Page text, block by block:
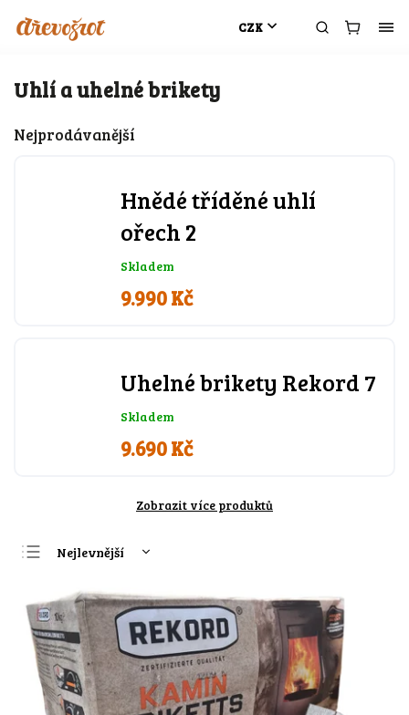
CZK
Uhlí a uhelné brikety
Nejprodávanější
Hnědé tříděné uhlí
ořech 2
Skladem
9.990 Kč
Uhelné brikety Rekord 7
Skladem
9.690 Kč
Zobrazit více produktů
Nejlevnější
Nejprodávanější
Abecedně